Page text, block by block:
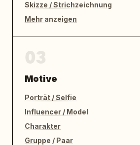
Skizze / Strichzeichnung
Mehr anzeigen
Motive
Porträt / Selfie
Influencer / Model
Charakter
Gruppe / Paar